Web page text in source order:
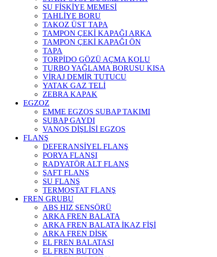
SU FİSKİYE MEMESİ
TAHLİYE BORU
TAKOZ ÜST TAPA
TAMPON ÇEKİ KAPAĞI ARKA
TAMPON ÇEKİ KAPAĞI ÖN
TAPA
TORPİDO GÖZÜ AÇMA KOLU
TURBO YAĞLAMA BORUSU KISA
VİRAJ DEMİR TUTUCU
YATAK GAZ TELİ
ZEBRA KAPAK
EGZOZ
EMME EGZOS SUBAP TAKIMI
SUBAP GAYDI
VANOS DİŞLİSİ EGZOS
FLANŞ
DEFERANSİYEL FLANŞ
PORYA FLANŞI
RADYATÖR ALT FLANŞ
ŞAFT FLANŞ
SU FLANŞ
TERMOSTAT FLANŞ
FREN GRUBU
ABS HIZ SENSÖRÜ
ARKA FREN BALATA
ARKA FREN BALATA İKAZ FİŞİ
ARKA FREN DİSK
EL FREN BALATASI
EL FREN BUTON